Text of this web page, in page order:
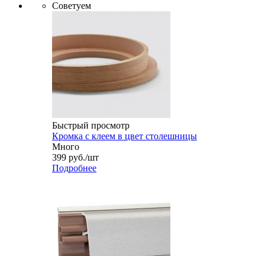
Советуем
Быстрый просмотр
Кромка с клеем в цвет столешницы
Много
399 руб./шт
Подробнее